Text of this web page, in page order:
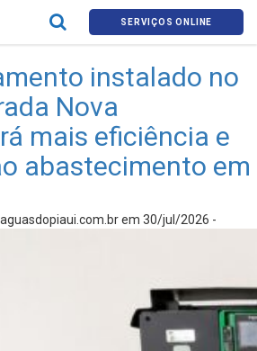
SERVIÇOS ONLINE
instalado no
Nova
mais eficiência e
abastecimento em
em 30/jul/2026 -